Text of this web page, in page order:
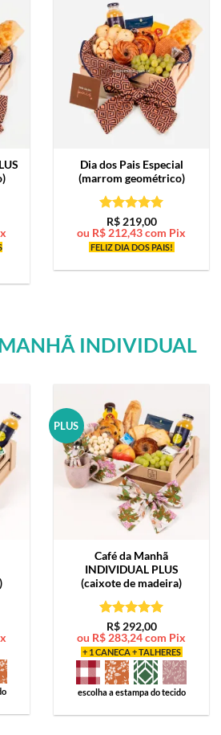
Dia dos Pais Especial
(marrom geométrico)
Avaliação5
de 5
R$219,00
ou R$ 212,43com Pix
FELIZ DIA DOS PAIS!
INDIVIDUAL
PLUS
Café da Manhã
INDIVIDUAL PLUS
(caixote de madeira)
Avaliação5
de 5
R$292,00
ou R$283,24com Pix
+ 1 CANECA + TALHERES
escolha a estampa do tecido